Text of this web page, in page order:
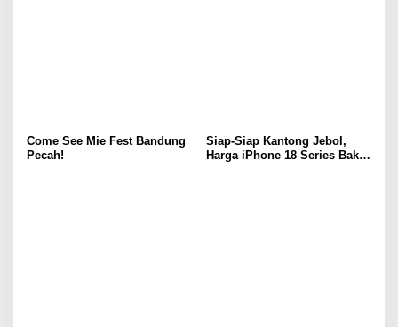
Come See Mie Fest Bandung
Pecah!
Siap-Siap Kantong Jebol,
Harga iPhone 18 Series Bakal